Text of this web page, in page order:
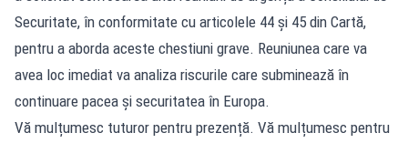
Securitate, în conformitate cu articolele 44 și 45 din Cartă,
pentru a aborda aceste chestiuni grave. Reuniunea care va
avea loc imediat va analiza riscurile care subminează în
continuare pacea și securitatea în Europa.
Vă mulțumesc tuturor pentru prezență. Vă mulțumesc pentru